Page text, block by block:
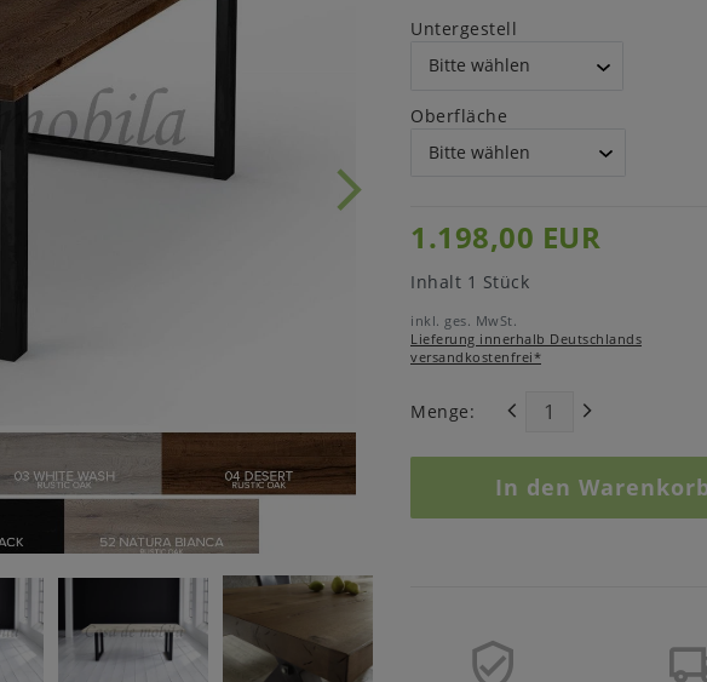
Untergestell
Oberfläche
1.198,00 EUR
Inhalt 1 Stück
inkl. ges. MwSt.
Lieferung innerhalb Deutschlands
versandkostenfrei*
Menge:
In den